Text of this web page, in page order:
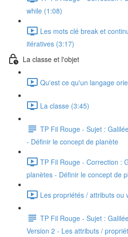
while (1:08)
Les mots clé break et
itératives (3:17)
La classe et l'objet
Qu'est ce qu'un langage
La classe (3:45)
TP Fil Rouge - Sujet :
- Définir le concept de planète
TP Fil Rouge - Correction :
planètes - Définir le concept de
Les propriétés / attributs ou
TP Fil Rouge - Sujet :
Version 2 - Les attributs /